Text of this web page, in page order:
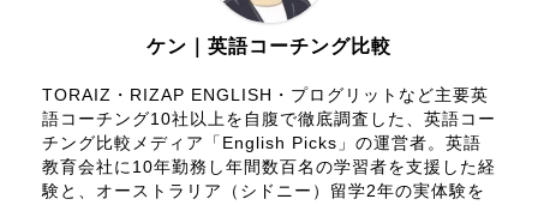
ケン｜英語コーチング比較
TORAIZ・RIZAP ENGLISH・プログリットなど主要英
語コーチング10社以上を自腹で徹底調査した、英語コー
チング比較メディア「English Picks」の運営者。英語
教育会社に10年勤務し年間数百名の学習者を支援した経
験と、オーストラリア（シドニー）留学2年の実体験を